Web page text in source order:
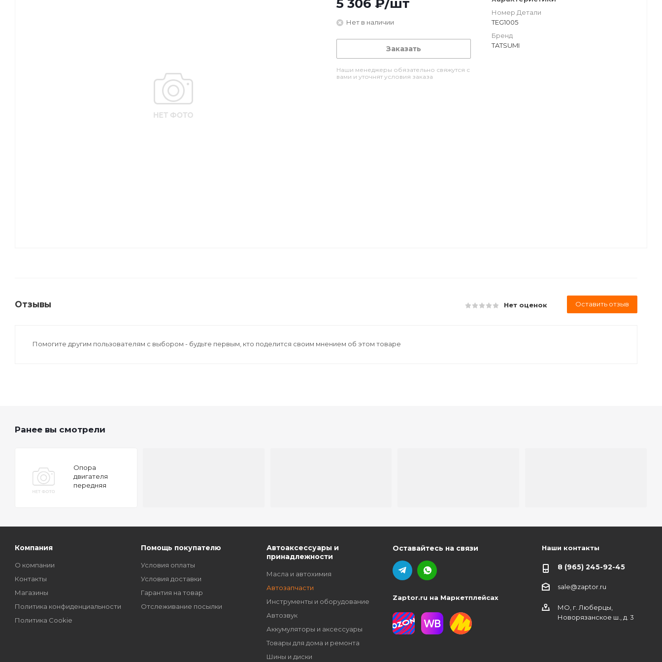
5 306 ₽/шт
Нет в наличии
Заказать
Наши менеджеры обязательно свяжутся с
вами и уточнят условия заказа
Номер Детали
TEG1005
Бренд
TATSUMI
Отзывы Нет оценок Оставить отзыв
Помогите другим пользователям с выбором - будьте первым, кто поделится своим мнением об этом товаре
Ранее вы смотрели
Опора
двигателя
передняя
Компания
О компании
Контакты
Магазины
Политика конфиденциальности
Политика Cookie
Помощь покупателю
Условия оплаты
Условия доставки
Гарантия на товар
Отслеживание посылки
Автоаксессуары и
принадлежности
Масла и автохимия
Автозапчасти
Инструменты и оборудование
Автозвук
Аккумуляторы и аксессуары
Товары для дома и ремонта
Шины и диски
Оставайтесь на связи
Zaptor.ru на Маркетплейсах
Наши контакты
8 (965) 245-92-45
sale@zaptor.ru
МО, г. Люберцы,
Новорязанское ш., д. 3